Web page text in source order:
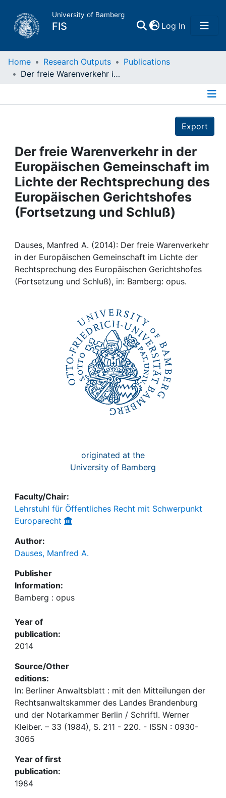
University of Bamberg
FIS Log In(current)
Home
Projects
People
Institutions
My FIS
Help
Home Research Outputs
Publications
Der freie Warenverkehr in der Europäischen Gemeinschaft im Lichte der Rechtsprechung des Europäischen Gerichtshofes (Fortsetzung und Schluß)
Export
Der freie Warenverkehr in der
Europäischen Gemeinschaft im
Lichte der Rechtsprechung des
Europäischen Gerichtshofes
(Fortsetzung und Schluß)
Dauses, Manfred A. (2014): Der freie Warenverkehr
in der Europäischen Gemeinschaft im Lichte der
Rechtsprechung des Europäischen Gerichtshofes
(Fortsetzung und Schluß), in: Bamberg: opus.
originated at the
University of Bamberg
Faculty/Chair:
Lehrstuhl für Öffentliches Recht mit Schwerpunkt
Europarecht
Author:
Dauses, Manfred A.
Publisher
Information:
Bamberg : opus
Year of
publication:
2014
Source/Other
editions:
In: Berliner Anwaltsblatt : mit den Mitteilungen der
Rechtsanwaltskammer des Landes Brandenburg
und der Notarkammer Berlin / Schriftl. Werner
Kleiber. – 33 (1984), S. 211 - 220. - ISSN : 0930-
3065
Year of first
publication:
1984